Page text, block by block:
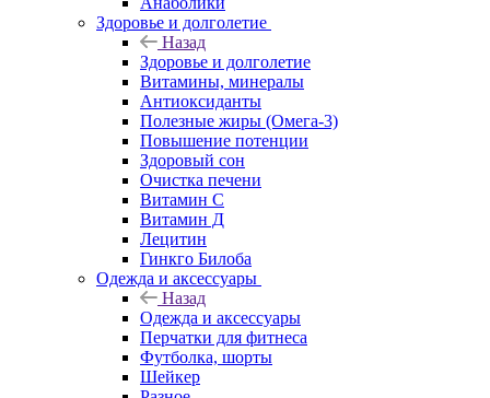
Здоровье и долголетие
Назад
Здоровье и долголетие
Витамины, минералы
Антиоксиданты
Полезные жиры (Омега-3)
Повышение потенции
Здоровый сон
Очистка печени
Витамин С
Витамин Д
Лецитин
Гинкго Билоба
Одежда и аксессуары
Назад
Одежда и аксессуары
Перчатки для фитнеса
Футболка, шорты
Шейкер